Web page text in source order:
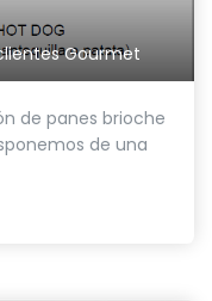
Gourmet
de panes brioche
de una